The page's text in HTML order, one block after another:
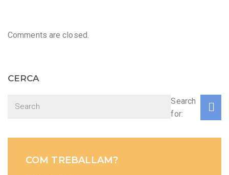
Comments are closed.
CERCA
Search
for:
COM TREBALLAM?